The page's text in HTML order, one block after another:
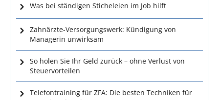
Was bei ständigen Sticheleien im Job hilft
Zahnärzte-Versorgungswerk: Kündigung von
Managerin unwirksam
So holen Sie Ihr Geld zurück – ohne Verlust von
Steuervorteilen
Telefontraining für ZFA: Die besten Techniken für